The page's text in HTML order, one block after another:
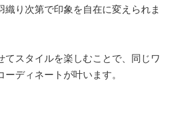
織り次第で印象を自在に変えられま
てスタイルを楽しむことで、同じワ
ディネートが叶います。